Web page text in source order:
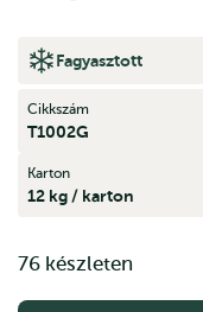
Fagyasztott
Cikkszám
T1002G
Karton
12 kg / karton
76 készleten